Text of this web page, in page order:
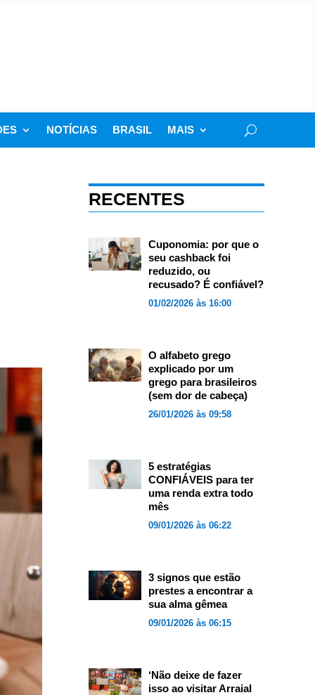
NOTÍCIAS BRASIL MAIS
RECENTES
Cuponomia: por que o
seu cashback foi
reduzido, ou
recusado? É confiável?
01/02/2026 às 16:00
O alfabeto grego
explicado por um
grego para brasileiros
(sem dor de cabeça)
26/01/2026 às 09:58
5 estratégias
CONFIÁVEIS para ter
uma renda extra todo
mês
09/01/2026 às 06:22
3 signos que estão
prestes a encontrar a
sua alma gêmea
09/01/2026 às 06:15
‘Não deixe de fazer
isso ao visitar Arraial